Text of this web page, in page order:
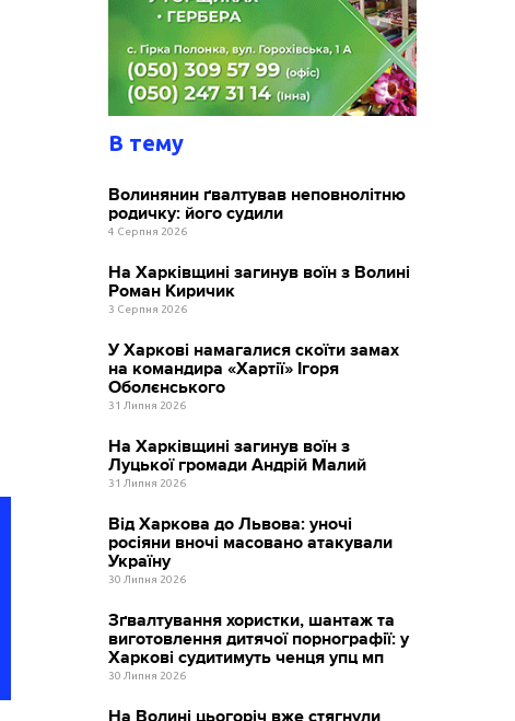
В тему
Волинянин ґвалтував неповнолітню
родичку: його судили
4 Серпня 2026
На Харківщині загинув воїн з Волині
Роман Киричик
3 Серпня 2026
У Харкові намагалися скоїти замах
на командира «Хартії» Ігоря
Оболєнського
31 Липня 2026
На Харківщині загинув воїн з
Луцької громади Андрій Малий
31 Липня 2026
Від Харкова до Львова: уночі
росіяни вночі масовано атакували
Україну
30 Липня 2026
Зґвалтування хористки, шантаж та
виготовлення дитячої порнографії: у
Харкові судитимуть ченця упц мп
30 Липня 2026
На Волині цьогоріч вже стягнули